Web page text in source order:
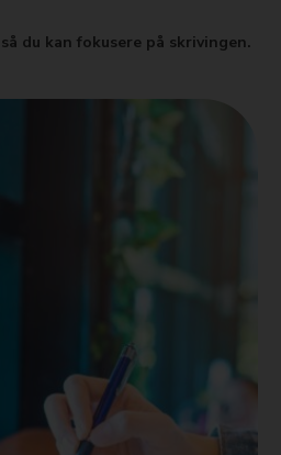
du kan fokusere på skrivingen.